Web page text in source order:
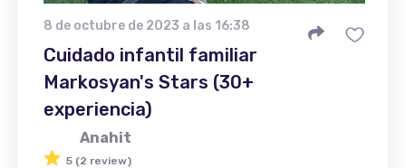
8 de octubre de 2023 a las 16:38
Cuidado infantil familiar
Markosyan's Stars (30+
experiencia)
Anahit
5 (2 review)